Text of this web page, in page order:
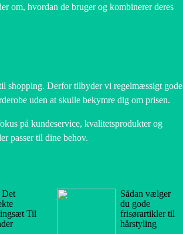
om, hvordan de bruger og kombinerer deres
shopping. Derfor tilbyder vi regelmæssigt gode
uden at skulle bekymre dig om prisen.
på kundeservice, kvalitetsprodukter og
passer til dine behov.
Det
Til
Sådan vælger
du gode
frisørartikler til
hårstyling